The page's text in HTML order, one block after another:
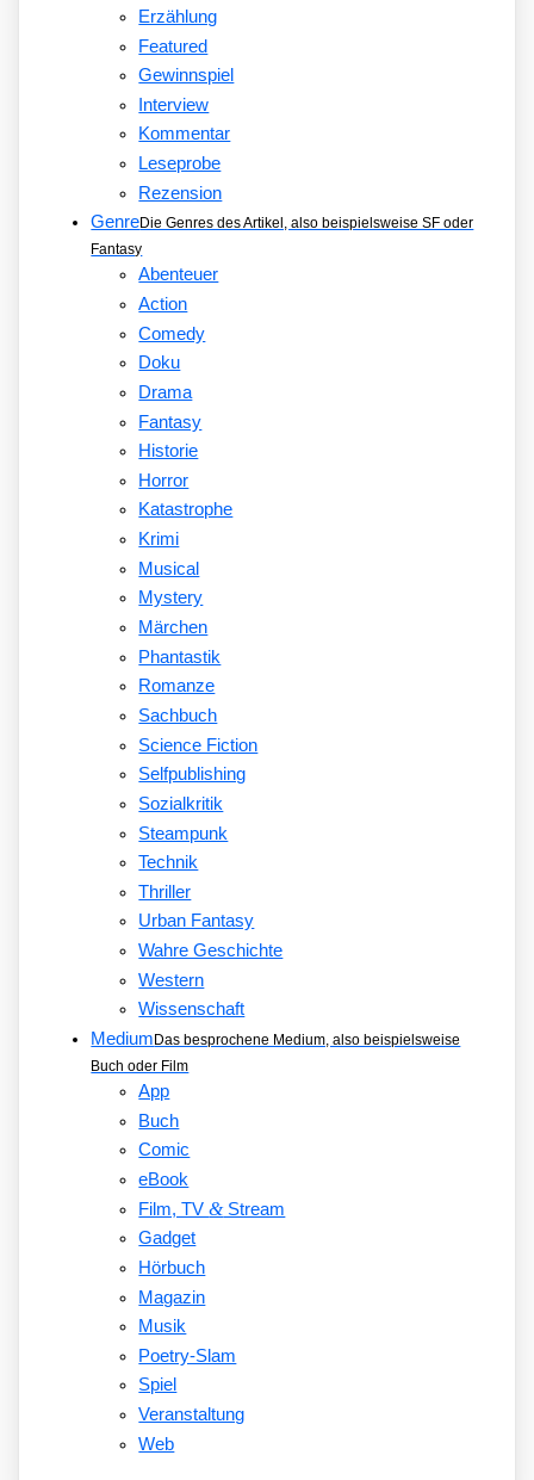
Erzählung
Featured
Gewinnspiel
Interview
Kommentar
Leseprobe
Rezension
GenreDie Genres des Artikel, also beispielsweise SF oder
Fantasy
Abenteuer
Action
Comedy
Doku
Drama
Fantasy
Historie
Horror
Katastrophe
Krimi
Musical
Mystery
Märchen
Phantastik
Romanze
Sachbuch
Science Fiction
Selfpublishing
Sozialkritik
Steampunk
Technik
Thriller
Urban Fantasy
Wahre Geschichte
Western
Wissenschaft
Medium Das besprochene Medium, also beispielsweise
Buch oder Film
App
Buch
Comic
eBook
Film, TV&Stream
Gadget
Hörbuch
Magazin
Musik
Poetry-Slam
Spiel
Veranstaltung
Web